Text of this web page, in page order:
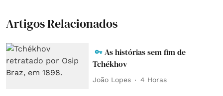
Artigos Relacionados
As histórias sem fim de
Tchékhov
João Lopes 4 Horas